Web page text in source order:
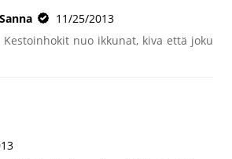
11/25/2013
nuo ikkunat, kiva että joku